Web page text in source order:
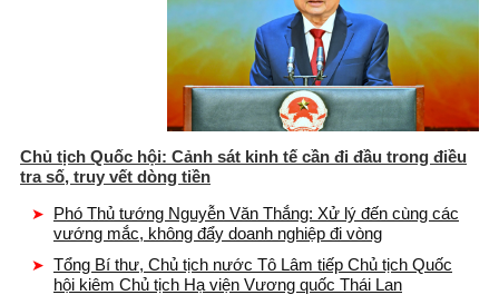
Chủ tịch Quốc hội: Cảnh sát kinh tế cần đi đầu trong điều
tra số, truy vết dòng tiền
Phó Thủ tướng Nguyễn Văn Thắng: Xử lý đến cùng các
vướng mắc, không đẩy doanh nghiệp đi vòng
Tổng Bí thư, Chủ tịch nước Tô Lâm tiếp Chủ tịch Quốc
hội kiêm Chủ tịch Hạ viện Vương quốc Thái Lan